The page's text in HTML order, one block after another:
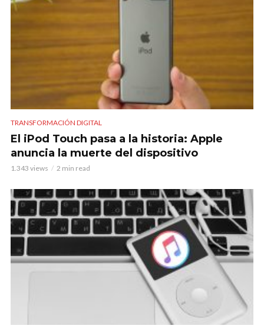
TRANSFORMACIÓN DIGITAL
El iPod Touch pasa a la historia: Apple
anuncia la muerte del dispositivo
1.343 views 2 min read